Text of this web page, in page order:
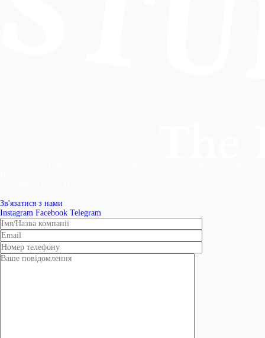
Зв'язатися з нами
Instagram Facebook Telegram